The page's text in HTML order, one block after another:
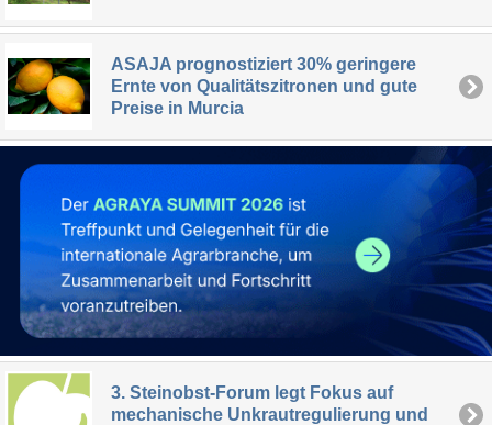
ASAJA prognostiziert 30% geringere
Ernte von Qualitätszitronen und gute
Preise in Murcia
3. Steinobst-Forum legt Fokus auf
mechanische Unkrautregulierung und